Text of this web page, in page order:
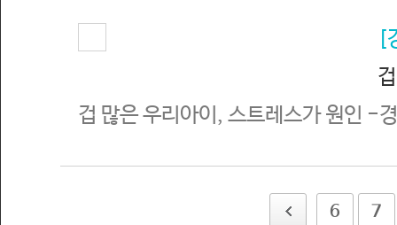
[
겁 많은 우리아이, 스트레스가 원인 -
6 7